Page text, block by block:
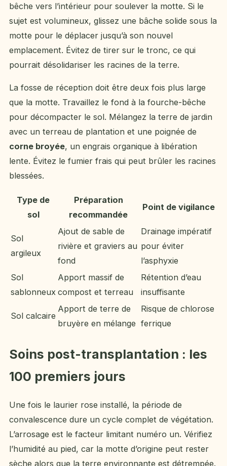
bêche vers l’intérieur pour soulever la motte. Si le
sujet est volumineux, glissez une bâche solide sous la
motte pour le déplacer jusqu’à son nouvel
emplacement. Évitez de tirer sur le tronc, ce qui
pourrait désolidariser les racines de la terre.
La fosse de réception doit être deux fois plus large
que la motte. Travaillez le fond à la fourche-bêche
pour décompacter le sol. Mélangez la terre de jardin
avec un terreau de plantation et une poignée de
corne broyée, un engrais organique à libération
lente. Évitez le fumier frais qui peut brûler les racines
blessées.
Type de
sol
Préparation
recommandée
Point de vigilance
Sol
argileux
Ajout de sable de
rivière et graviers au
fond
Drainage impératif
pour éviter
l’asphyxie
Sol
sablonneux
Apport massif de
compost et terreau
Rétention d’eau
insuffisante
Sol calcaire
Apport de terre de
bruyère en mélange
Risque de chlorose
ferrique
Soins post-transplantation : les
100 premiers jours
Une fois le laurier rose installé, la période de
convalescence dure un cycle complet de végétation.
L’arrosage est le facteur limitant numéro un. Vérifiez
l’humidité au pied, car la motte d’origine peut rester
sèche alors que la terre environnante est détrempée.